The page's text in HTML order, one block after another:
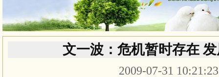
文一波：危机暂时存在
2009-07-31